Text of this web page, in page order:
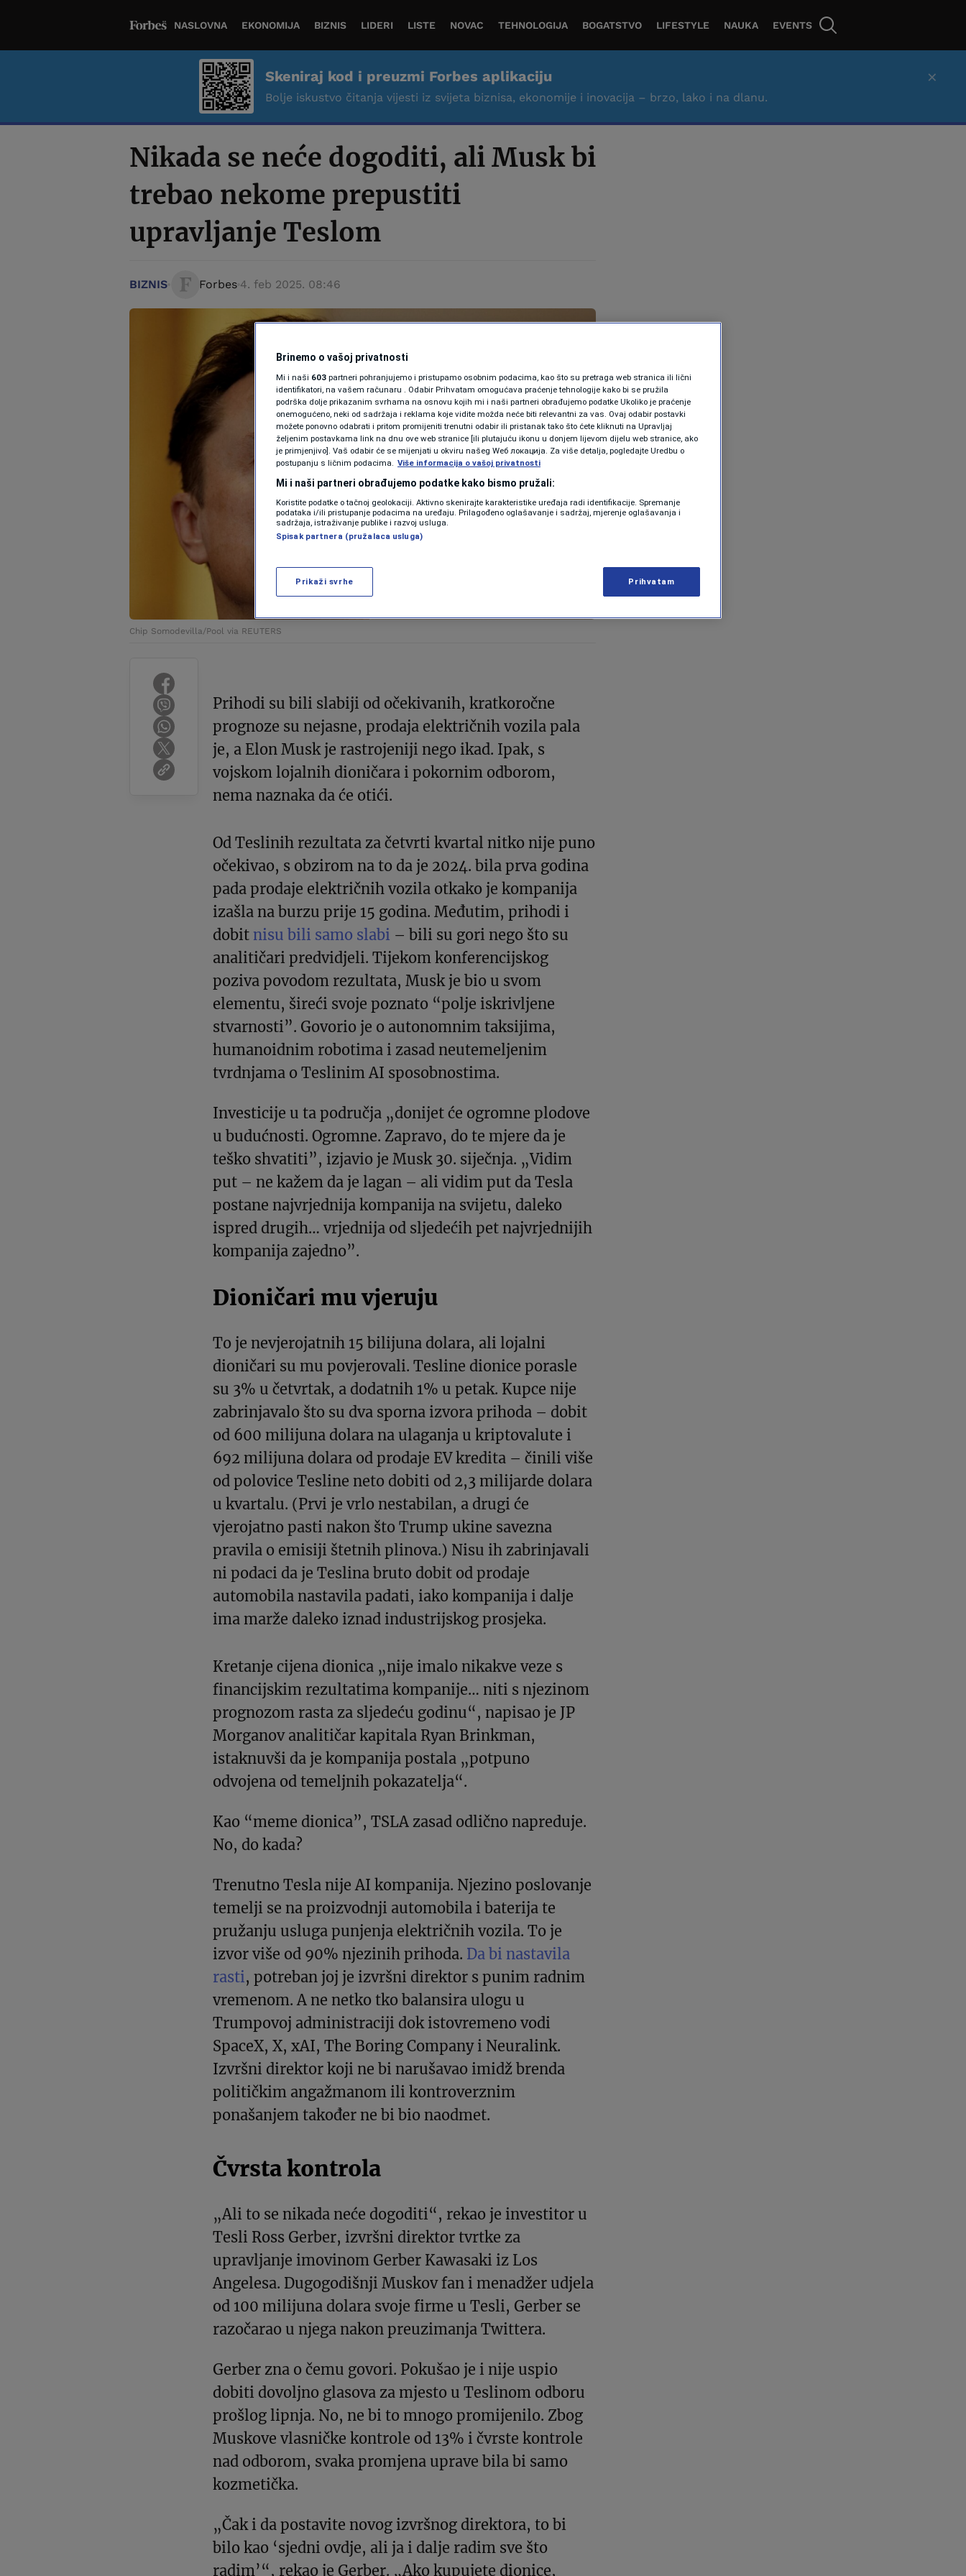
NASLOVNA EKONOMIJA BIZNIS LIDERI LISTE NOVAC TEHNOLOGIJA BOGATSTVO LIFESTYLE NAUKA EVENTS
Skeniraj kod i preuzmi Forbes aplikaciju
Bolje iskustvo čitanja vijesti iz svijeta biznisa, ekonomije i inovacija – brzo, lako i na dlanu.
×
Nikada se neće dogoditi, ali Musk bi
trebao nekome prepustiti
upravljanje Teslom
BIZNIS Forbes 4. feb 2025. 08:46
Chip Somodevilla/Pool via REUTERS
Prihodi su bili slabiji od očekivanih, kratkoročne
prognoze su nejasne, prodaja električnih vozila pala
je, a Elon Musk je rastrojeniji nego ikad. Ipak, s
vojskom lojalnih dioničara i pokornim odborom,
nema naznaka da će otići.
Od Teslinih rezultata za četvrti kvartal nitko nije puno
očekivao, s obzirom na to da je 2024. bila prva godina
pada prodaje električnih vozila otkako je kompanija
izašla na burzu prije 15 godina. Međutim, prihodi i
dobit nisu bili samo slabi – bili su gori nego što su
analitičari predvidjeli. Tijekom konferencijskog
poziva povodom rezultata, Musk je bio u svom
elementu, šireći svoje poznato “polje iskrivljene
stvarnosti”. Govorio je o autonomnim taksijima,
humanoidnim robotima i zasad neutemeljenim
tvrdnjama o Teslinim AI sposobnostima.
Investicije u ta područja „donijet će ogromne plodove
u budućnosti. Ogromne. Zapravo, do te mjere da je
teško shvatiti”, izjavio je Musk 30. siječnja. „Vidim
put – ne kažem da je lagan – ali vidim put da Tesla
postane najvrjednija kompanija na svijetu, daleko
ispred drugih… vrjednija od sljedećih pet najvrjednijih
kompanija zajedno”.
Dioničari mu vjeruju
To je nevjerojatnih 15 bilijuna dolara, ali lojalni
dioničari su mu povjerovali. Tesline dionice porasle
su 3% u četvrtak, a dodatnih 1% u petak. Kupce nije
zabrinjavalo što su dva sporna izvora prihoda – dobit
od 600 milijuna dolara na ulaganja u kriptovalute i
692 milijuna dolara od prodaje EV kredita – činili više
od polovice Tesline neto dobiti od 2,3 milijarde dolara
u kvartalu. (Prvi je vrlo nestabilan, a drugi će
vjerojatno pasti nakon što Trump ukine savezna
pravila o emisiji štetnih plinova.) Nisu ih zabrinjavali
ni podaci da je Teslina bruto dobit od prodaje
automobila nastavila padati, iako kompanija i dalje
ima marže daleko iznad industrijskog prosjeka.
Kretanje cijena dionica „nije imalo nikakve veze s
financijskim rezultatima kompanije… niti s njezinom
prognozom rasta za sljedeću godinu“, napisao je JP
Morganov analitičar kapitala Ryan Brinkman,
istaknuvši da je kompanija postala „potpuno
odvojena od temeljnih pokazatelja“.
Kao “meme dionica”, TSLA zasad odlično napreduje.
No, do kada?
Trenutno Tesla nije AI kompanija. Njezino poslovanje
temelji se na proizvodnji automobila i baterija te
pružanju usluga punjenja električnih vozila. To je
izvor više od 90% njezinih prihoda. Da bi nastavila
rasti, potreban joj je izvršni direktor s punim radnim
vremenom. A ne netko tko balansira ulogu u
Trumpovoj administraciji dok istovremeno vodi
SpaceX, X, xAI, The Boring Company i Neuralink.
Izvršni direktor koji ne bi narušavao imidž brenda
političkim angažmanom ili kontroverznim
ponašanjem također ne bi bio naodmet.
Čvrsta kontrola
„Ali to se nikada neće dogoditi“, rekao je investitor u
Tesli Ross Gerber, izvršni direktor tvrtke za
upravljanje imovinom Gerber Kawasaki iz Los
Angelesa. Dugogodišnji Muskov fan i menadžer udjela
od 100 milijuna dolara svoje firme u Tesli, Gerber se
razočarao u njega nakon preuzimanja Twittera.
Gerber zna o čemu govori. Pokušao je i nije uspio
dobiti dovoljno glasova za mjesto u Teslinom odboru
prošlog lipnja. No, ne bi to mnogo promijenilo. Zbog
Muskove vlasničke kontrole od 13% i čvrste kontrole
nad odborom, svaka promjena uprave bila bi samo
kozmetička.
„Čak i da postavite novog izvršnog direktora, to bi
bilo kao ‘sjedni ovdje, ali ja i dalje radim sve što
radim’“, rekao je Gerber. „Ako kupujete dionice,
Brinemo o vašoj privatnosti
Mi i naši 603 partneri pohranjujemo i pristupamo osobnim podacima, kao što su pretraga web stranica ili lični
identifikatori, na vašem računaru . Odabir Prihvatam omogućava praćenje tehnologije kako bi se pružila
podrška dolje prikazanim svrhama na osnovu kojih mi i naši partneri obrađujemo podatke Ukoliko je praćenje
onemogućeno, neki od sadržaja i reklama koje vidite možda neće biti relevantni za vas. Ovaj odabir postavki
možete ponovno odabrati i pritom promijeniti trenutni odabir ili pristanak tako što ćete kliknuti na Upravljaj
željenim postavkama link na dnu ove web stranice [ili plutajuću ikonu u donjem lijevom dijelu web stranice, ako
je primjenjivo]. Vaš odabir će se mijenjati u okviru našeg Wеб локација. Za više detalja, pogledajte Uredbu o
postupanju s ličnim podacima. Više informacija o vašoj privatnosti
Mi i naši partneri obrađujemo podatke kako bismo pružali:
Koristite podatke o tačnoj geolokaciji. Aktivno skenirajte karakteristike uređaja radi identifikacije. Spremanje
podataka i/ili pristupanje podacima na uređaju. Prilagođeno oglašavanje i sadržaj, mjerenje oglašavanja i
sadržaja, istraživanje publike i razvoj usluga.
Spisak partnera (pružalaca usluga)
Prikaži svrhe Prihvatam